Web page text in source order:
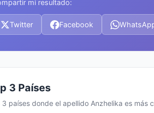
mi resultado:
Twitter Facebook
3 Países
3 países donde el apellido Anzhelika es más